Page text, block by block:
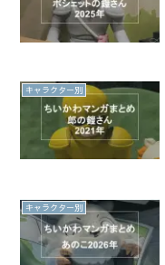
キャラクター別
キャラクター別